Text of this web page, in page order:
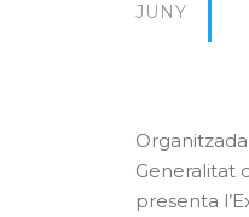
JUNY
Generalitat
presenta